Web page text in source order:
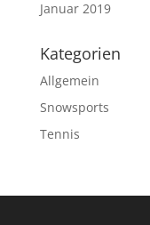
Januar 2019
Kategorien
Allgemein
Snowsports
Tennis